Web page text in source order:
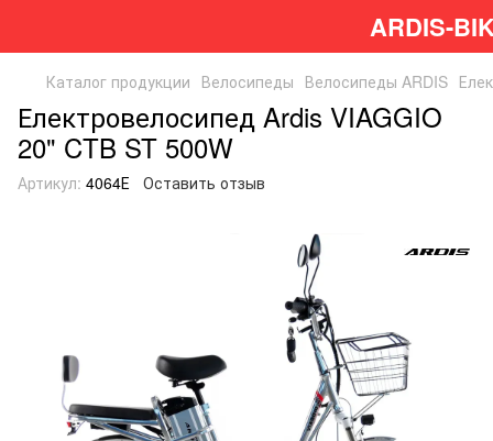
ARDIS-
Каталог продукции Велосипеды Велосипеды ARDIS
Електровелосипед Ardis VIAGGIO
20" CTB ST 500W
Артикул: 4064Е Оставить отзыв